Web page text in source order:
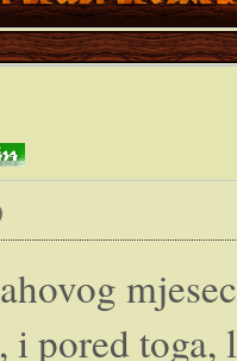
pored toga,